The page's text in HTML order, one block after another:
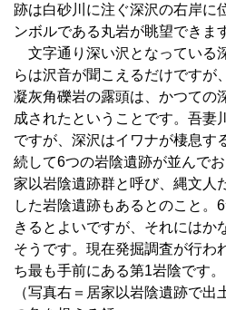
跡は白砂川に注ぐ深沢の右岸に
ンボルである丸岩が眺望できま
文字通り深い沢となっている
らは沢音が聞こえるだけですが
凝灰角礫岩の露頭は、かつての
成されたということです。吾妻
ですが、深沢はイワナが棲息す
続して6つの岩陰遺跡が並んで
家以岩陰遺跡群と呼び、縄文人
した岩陰遺跡もあるとのこと。
きるとよいですが、それにはか
そうです。現在発掘調査が行わ
ち最も手前にある第1岩陰です。
（写真右＝居家以岩陰遺跡で出